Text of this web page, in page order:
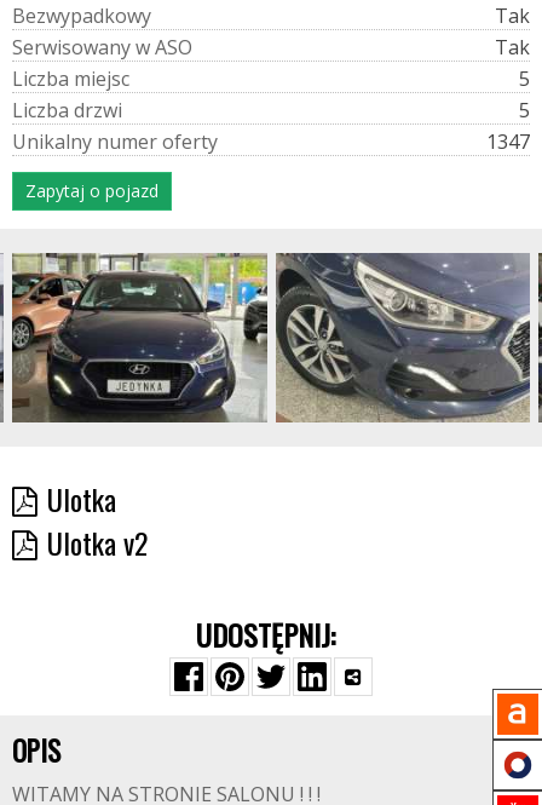
Bezwypadkowy
Tak
SerwisowanywASO
Tak
Liczba miejsc
5
Liczba drzwi
5
Unikalny numeroferty 1347
Zapytaj o pojazd
Ulotka
Ulotka v2
UDOSTĘPNIJ:
OPIS
WITAMY NA STRONIE SALONU ! ! !